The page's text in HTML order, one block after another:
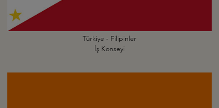
Türkiye - Filipinler
İş Konseyi